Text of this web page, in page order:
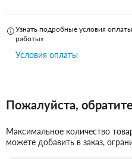
Узнать подробные условия
работы»
Условия оплаты
Пожалуйста,
Максимальное количество
можете добавить в заказ,